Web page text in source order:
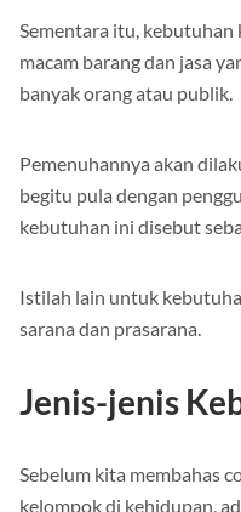
Sementara itu, kebutuhan
macam barang dan jasa
banyak orang atau publik.
Pemenuhannya akan
begitu pula dengan
kebutuhan ini disebut
Istilah lain untuk
sarana dan prasarana.
Jenis-jenis
Sebelum kita membahas
kelompok di kehidupan,